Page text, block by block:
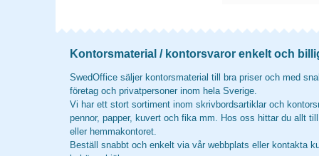
Kontorsmaterial / kontorsvaror enkelt och
SwedOffice säljer kontorsmaterial till bra priser och med
företag och privatpersoner inom hela Sverige.
Vi har ett stort sortiment inom skrivbordsartiklar och
pennor, papper, kuvert och fika mm. Hos oss hittar du allt
eller hemmakontoret.
Beställ snabbt och enkelt via vår webbplats eller kontakta